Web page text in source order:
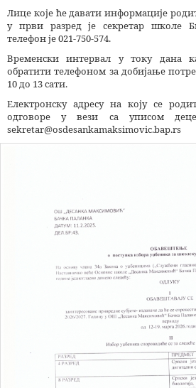
Лице које ће давати информације
у први разред је секретар школе
телефон је 021-750-574.
Временски интервал у току дана
обратити телефоном за добијање
10 до 13 сати.
Електронску адресу на коју се
одговоре у вези са уписом
sekretar@osdesankamaksimovic.bap.rs